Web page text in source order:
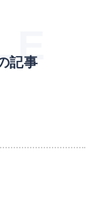
記事